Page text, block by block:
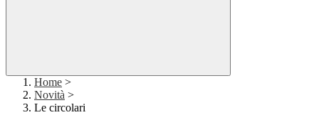
Home >
Novità >
Le circolari